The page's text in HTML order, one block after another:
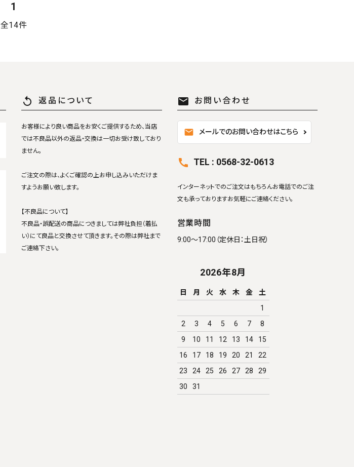
1
全14件
replay 返品について
お客様により良い商品をお安くご提供するため、当店
では不良品以外の返品・交換は一切お受け致しており
ません。
ご注文の際は、よくご確認の上お申し込みいただけま
すようお願い致します。
【不良品について】
不良品・誤配送の商品につきましては弊社負担（着払
い）にて良品と交換させて頂きます。その際は弊社まで
ご連絡下さい。
mail お問い合わせ
mail メールでのお問い合わせはこちら
call TEL : 0568-32-0613
インターネットでのご注文はもちろんお電話でのご注
文も承っておりますお気軽にご連絡ください。
営業時間
9:00～17:00（定休日：土日祝）
2026年8月
日 月 火 水 木 金
土
1
2
3 4 5 6 7
8
9
10 11 12 13 14
15
16
17 18 19 20 21
22
23
24 25 26 27 28
29
30
31